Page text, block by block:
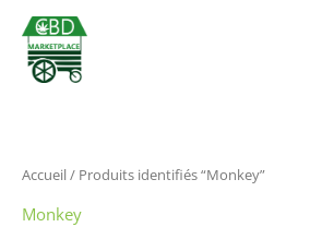
Aller
contenu
Accueil/ Produits identifiés “Monkey”
Monkey